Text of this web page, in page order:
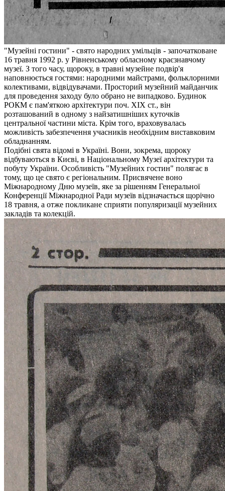
"Музейні гостини" - свято народних умільців - започатковане
16 травня 1992 р. у Рівненському обласному краєзнавчому
музеї. З того часу, щороку, в травні музейне подвір'я
наповнюється гостями: народними майстрами, фольклорними
колективами, відвідувачами. Просторий музейний майданчик
для проведення заходу було обрано не випадково. Будинок
РОКМ є пам'яткою архітектури поч. ХІХ ст., він
розташований в одному з найзатишніших куточків
центральної частини міста. Крім того, враховувалась
можливість забезпечення учасників необхідним виставковим
обладнанням.
Подібні свята відомі в Україні. Вони, зокрема, щороку
відбуваються в Києві, в Національному Музеї архітектури та
побуту України. Особливість "Музейних гостин" полягає в
тому, що це свято є регіональним. Присвячене воно
Міжнародному Дню музеїв, яке за рішенням Генеральної
Конференції Міжнародної Ради музеїв відзначається щорічно
18 травня, а отже покликане сприяти популяризації музейних
закладів та колекцій.